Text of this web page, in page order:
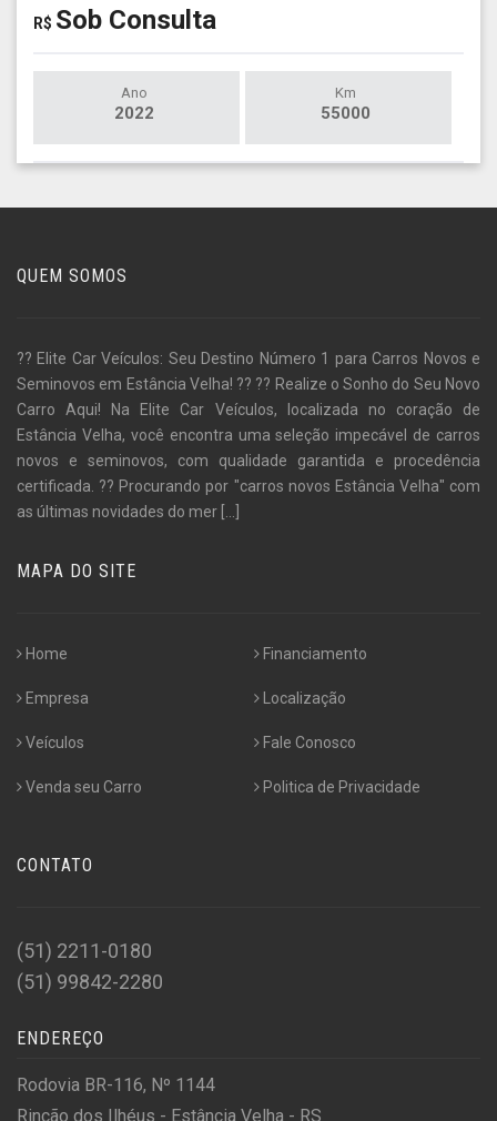
R$ Sob Consulta
Ano
2022
Km
55000
QUEM SOMOS
?? Elite Car Veículos: Seu Destino Número 1 para Carros Novos e
Seminovos em Estância Velha! ?? ?? Realize o Sonho do Seu Novo
Carro Aqui! Na Elite Car Veículos, localizada no coração de
Estância Velha, você encontra uma seleção impecável de carros
novos e seminovos, com qualidade garantida e procedência
certificada. ?? Procurando por "carros novos Estância Velha" com
as últimas novidades do mer [...]
MAPA DO SITE
Home
Empresa
Veículos
Venda seu Carro
Financiamento
Localização
Fale Conosco
Politica de Privacidade
CONTATO
(51) 2211-0180
(51) 99842-2280
ENDEREÇO
Rodovia BR-116, Nº 1144
Rincão dos Ilhéus - Estância Velha - RS